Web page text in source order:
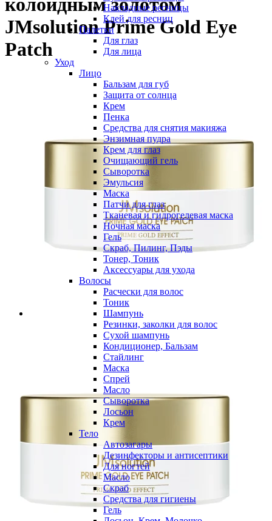
Накладные ресницы
Клей для ресниц
Палетки
Для глаз
Для лица
Уход
Лицо
Бальзам для губ
Защита от солнца
Крем
Пенка
Средства для снятия макияжа
Энзимная пудра
Крем для глаз
Очищающий гель
Сыворотка
Эмульсия
Маска
Патчи для глаз
Тканевая и гидрогелевая маска
Ночная маска
Гель
Скраб, Пилинг, Пэды
Тонер, Тоник
Аксессуары для ухода
Волосы
Расчески для волос
Тоник
Шампунь
Резинки, заколки для волос
Сухой шампунь
Кондиционер, Бальзам
Стайлинг
Маска
Спрей
Масло
Сыворотка
Лосьон
Крем
Тело
Автозагары
Дезинфекторы и антисептики
Для ногтей
Масло
Скраб
Средства для гигиены
Гель
колоидным золотом
JMsolution Prime Gold Eye
Patch